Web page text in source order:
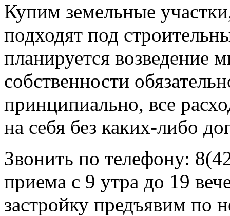
Купим земельные
подходят под
планируется возведение
собственности
принципиально, все
на себя без каких-либо
Звонить по телефону:
приема с 9 утра до 19
застройку предъявим по